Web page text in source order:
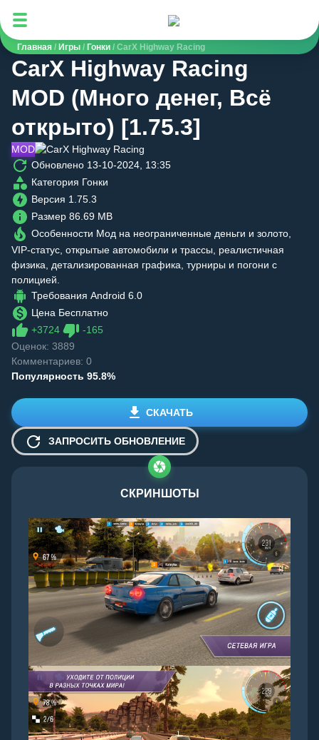
Mods-for-Android.com
Главная / Игры / Гонки / CarX Highway Racing
CarX Highway Racing
MOD (Много денег, Всё
открыто) [1.75.3]
MOD
Обновлено 13-10-2024, 13:35
Категория Гонки
Версия 1.75.3
Размер 86.69 MB
Особенности Мод на неограниченные деньги и золото,
VIP-статус, открытые автомобили и трассы, реалистичная
физика, детализированная графика, турниры и погони с
полицией.
Требования Android 6.0
Цена Бесплатно
+3724 Like -165
Оценок: 3889
Комментариев: 0
Популярность 95.8%
СКАЧАТЬ
ЗАПРОСИТЬ ОБНОВЛЕНИЕ
СКРИНШОТЫ